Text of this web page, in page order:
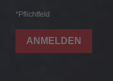
*Pflichtfeld
ANMELDEN